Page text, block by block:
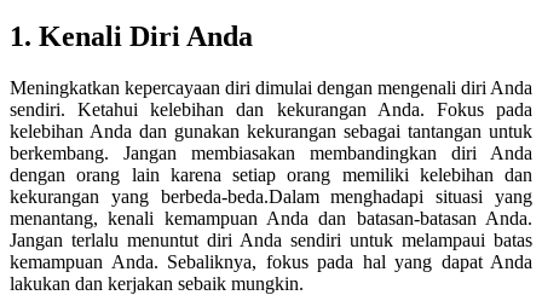
1. Kenali Diri Anda
Meningkatkan kepercayaan diri dimulai dengan mengenali diri Anda
sendiri. Ketahui kelebihan dan kekurangan Anda. Fokus pada
kelebihan Anda dan gunakan kekurangan sebagai tantangan untuk
berkembang. Jangan membiasakan membandingkan diri Anda
dengan orang lain karena setiap orang memiliki kelebihan dan
kekurangan yang berbeda-beda.Dalam menghadapi situasi yang
menantang, kenali kemampuan Anda dan batasan-batasan Anda.
Jangan terlalu menuntut diri Anda sendiri untuk melampaui batas
kemampuan Anda. Sebaliknya, fokus pada hal yang dapat Anda
lakukan dan kerjakan sebaik mungkin.